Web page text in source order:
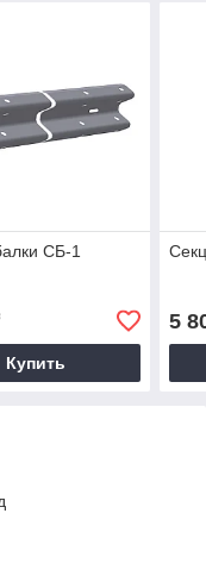
СБ-1
Купить
5